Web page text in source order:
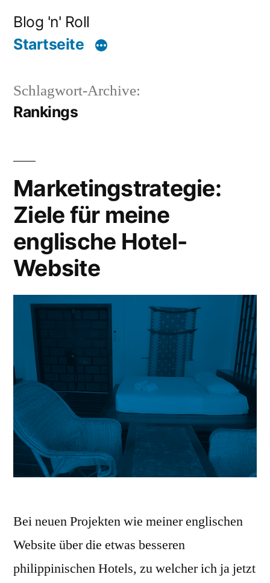
Inhalt
Blog 'n' Roll
Startseite
Schlagwort-Archive:
Rankings
Marketingstrategie:
Ziele für meine
englische Hotel-
Website
Bei neuen Projekten wie meiner englischen
Website über die etwas besseren
philippinischen Hotels, zu welcher ich ja jetzt